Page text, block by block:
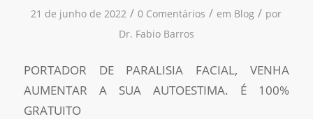
21 de junho de 2022 / 0 Comentários / em Blog / por
Dr. Fabio Barros
PORTADOR DE PARALISIA FACIAL, VENHA
AUMENTAR A SUA AUTOESTIMA. É 100%
GRATUITO